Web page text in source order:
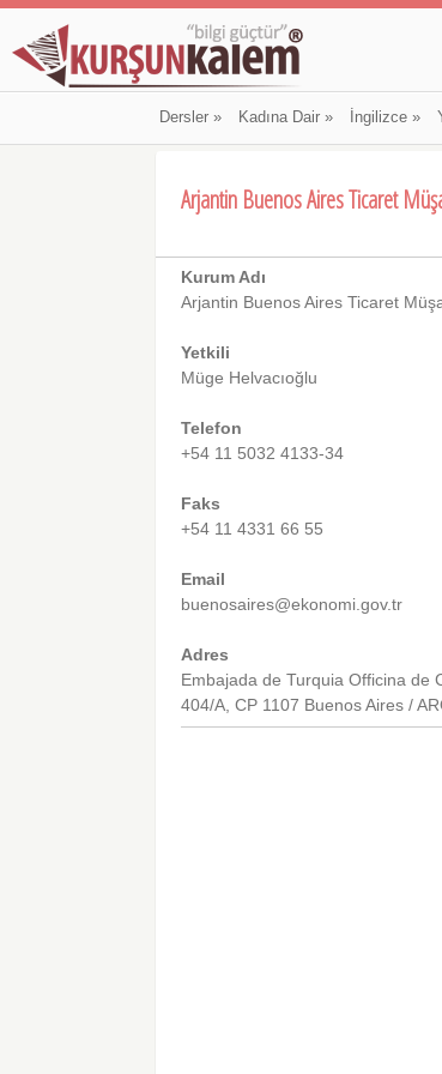
Dersler» Kadına Dair» İngilizce»
Arjantin Buenos Aires Ticaret
Kurum Adı
Arjantin Buenos Aires Ticaret
Yetkili
Müge Helvacıoğlu
Telefon
+54 11 5032 4133-34
Faks
+54 11 4331 66 55
Email
buenosaires@ekonomi.gov.tr
Adres
Embajada de Turquia Officina de
404/A, CP 1107 Buenos Aires /